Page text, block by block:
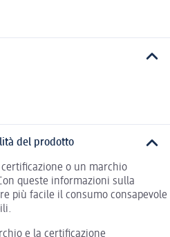
del prodotto
o un marchio
queste informazioni sulla
più facile il consumo consapevole
e la certificazione